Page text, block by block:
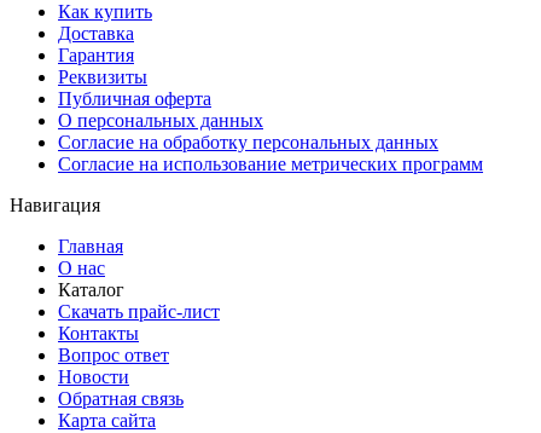
Как купить
Доставка
Гарантия
Реквизиты
Публичная оферта
О персональных данных
Согласие на обработку персональных данных
Согласие на использование метрических программ
Навигация
Главная
О нас
Каталог
Скачать прайс-лист
Контакты
Вопрос ответ
Новости
Обратная связь
Карта сайта